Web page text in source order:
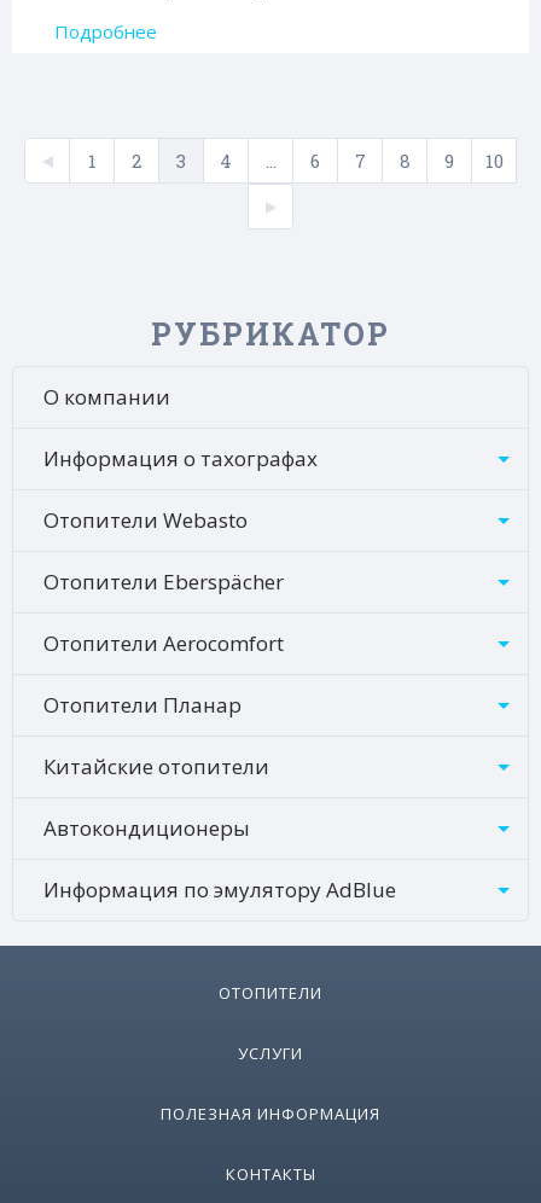
Подробнее
1 2 3 4 ... 6 7 8 9 10
РУБРИКАТОР
О компании
Информация о тахографах
Отопители Webasto
Отопители Eberspächer
Отопители Aerocomfort
Отопители Планар
Китайские отопители
Автокондиционеры
Информация по эмулятору AdBlue
ОТОПИТЕЛИ
УСЛУГИ
ПОЛЕЗНАЯ ИНФОРМАЦИЯ
КОНТАКТЫ